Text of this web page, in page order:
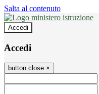
Salta al contenuto
Accedi
Accedi
button close ×